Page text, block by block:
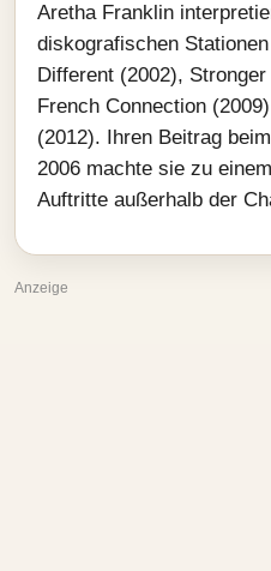
Aretha Franklin
diskografischen
Different (2002),
French Connection
(2012). Ihren Beitrag
2006 machte sie zu
Auftritte außerhalb der
Anzeige